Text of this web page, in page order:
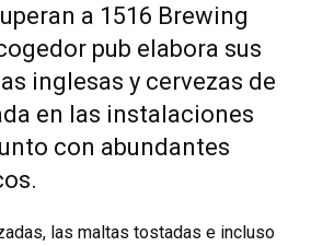
a 1516 Brewing
pub elabora sus
inglesas y cervezas de
en las instalaciones
con abundantes
las maltas tostadas e incluso